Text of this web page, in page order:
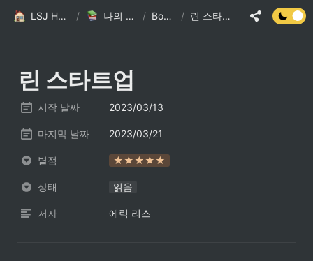
LSJ HOME / 나의 책장 / Books / 린 스타트업
린 스타트업
시작 날짜 2023/03/13
마지막 날짜 2023/03/21
별점 ★★★★★
상태 읽음
저자 에릭 리스